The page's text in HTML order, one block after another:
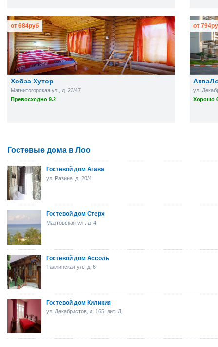
Хобза Хутор
Магнитогорская ул., д. 23/47
Превосходно 9.2
от 684руб
ул.
Хорошо
от 794
Гостевые дома в Лоо
Гостевой дом Агава
ул. Разина, д. 20/4
Гостевой дом Стерх
Мартовская ул., д. 4
Гостевой дом Ассоль
Таллинская ул., д. 6
Гостевой дом Киликия
ул. Декабристов, д. 165, лит. Д